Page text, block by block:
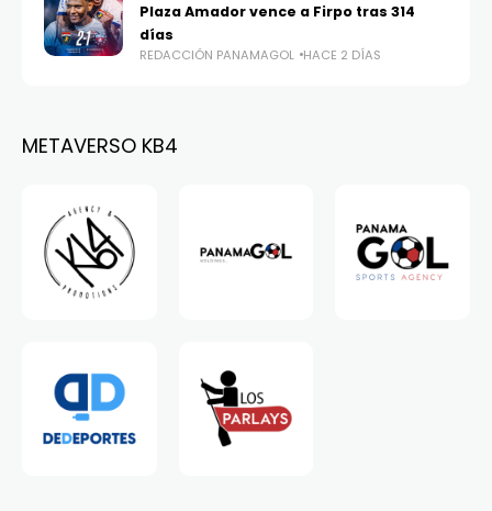
Plaza Amador vence a Firpo tras 314
días
REDACCIÓN PANAMAGOL HACE 2 DÍAS
METAVERSO KB4